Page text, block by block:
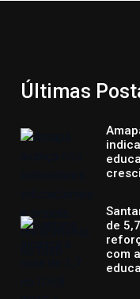
Últimas
de
com